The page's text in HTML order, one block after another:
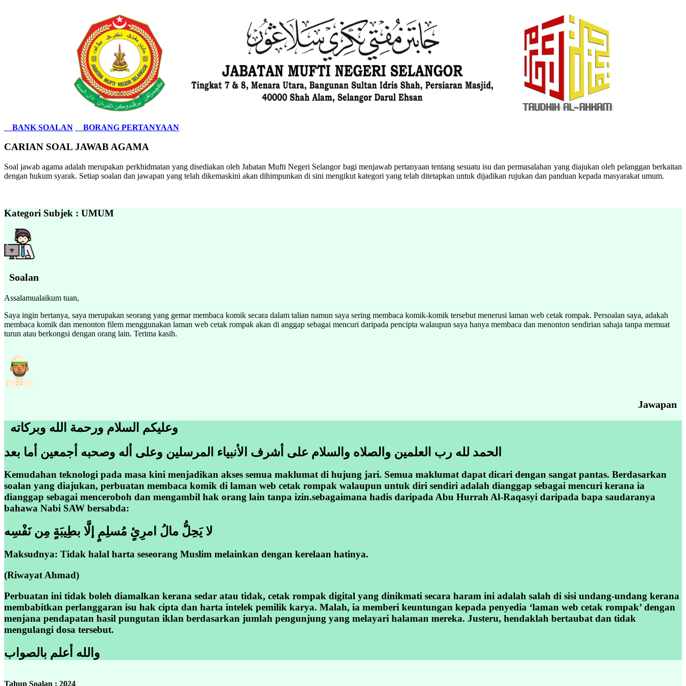
BANK SOALAN BORANG PERTANYAAN
CARIAN SOAL JAWAB AGAMA
Soal jawab agama adalah merupakan perkhidmatan yang disediakan oleh Jabatan Mufti Negeri Selangor bagi menjawab pertanyaan tentang sesuatu isu dan permasalahan yang diajukan oleh pelanggan berkaitan
dengan hukum syarak. Setiap soalan dan jawapan yang telah dikemaskini akan dihimpunkan di sini mengikut kategori yang telah ditetapkan untuk dijadikan rujukan dan panduan kepada masyarakat umum.
Kategori Subjek : UMUM
Soalan
Assalamualaikum tuan,
Saya ingin bertanya, saya merupakan seorang yang gemar membaca komik secara dalam talian namun saya sering membaca komik-komik tersebut menerusi laman web cetak rompak. Persoalan saya, adakah
membaca komik dan menonton filem menggunakan laman web cetak rompak akan di anggap sebagai mencuri daripada pencipta walaupun saya hanya membaca dan menonton sendirian sahaja tanpa memuat
turun atau berkongsi dengan orang lain. Terima kasih.
Jawapan
وعليكم السلام ورحمة الله وبركاته
الحمد لله رب العلمين والصلاه والسلام على أشرف الأنبياء المرسلين وعلى أله وصحبه أجمعين أما بعد
Kemudahan teknologi pada masa kini menjadikan akses semua maklumat di hujung jari. Semua maklumat dapat dicari dengan sangat pantas. Berdasarkan
soalan yang diajukan, perbuatan membaca komik di laman web cetak rompak walaupun untuk diri sendiri adalah dianggap sebagai mencuri kerana ia
dianggap sebagai menceroboh dan mengambil hak orang lain tanpa izin.sebagaimana hadis daripada Abu Hurrah Al-Raqasyi daripada bapa saudaranya
bahawa Nabi SAW bersabda:
لا يَحِلُّ مالُ امرِئٍ مُسلِمٍ إلَّا بطِيبَةٍ مِن نَفْسِه
Maksudnya: Tidak halal harta seseorang Muslim melainkan dengan kerelaan hatinya.
(Riwayat Ahmad)
Perbuatan ini tidak boleh diamalkan kerana sedar atau tidak, cetak rompak digital yang dinikmati secara haram ini adalah salah di sisi undang-undang kerana
membabitkan perlanggaran isu hak cipta dan harta intelek pemilik karya. Malah, ia memberi keuntungan kepada penyedia ‘laman web cetak rompak’ dengan
menjana pendapatan hasil pungutan iklan berdasarkan jumlah pengunjung yang melayari halaman mereka. Justeru, hendaklah bertaubat dan tidak
mengulangi dosa tersebut.
والله أعلم بالصواب
Tahun Soalan : 2024